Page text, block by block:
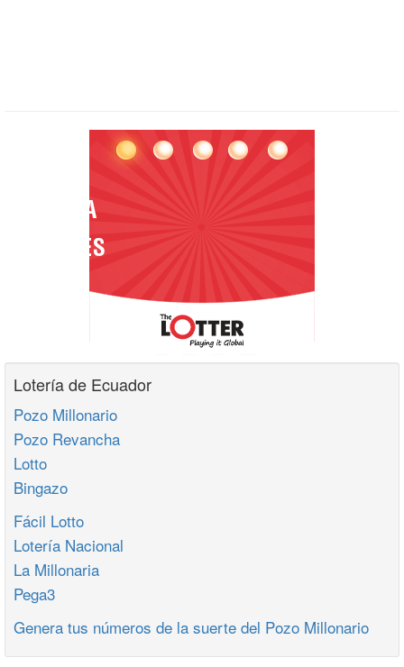
Lotería de Ecuador
Pozo Millonario
Pozo Revancha
Lotto
Bingazo
Fácil Lotto
Lotería Nacional
La Millonaria
Pega3
Genera tus números de la suerte del Pozo Millonario